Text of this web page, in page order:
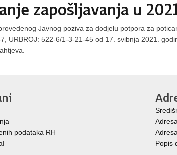
zapošljavanja u
Javnog poziva za dodjelu potpora za
URBROJ: 522-6/1-3-21-45 od 17. svibnja 2021.
podataka RH
l
Popis